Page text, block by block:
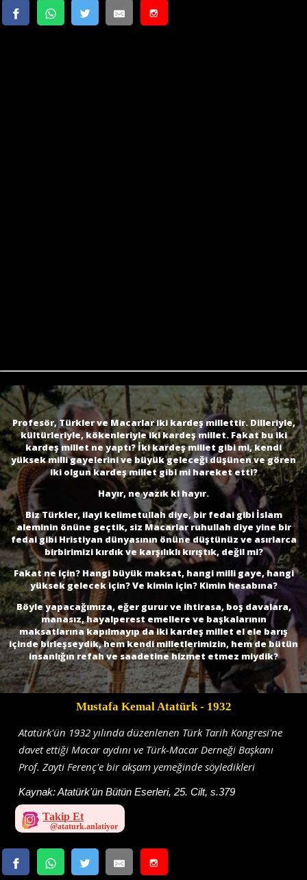
Profesör, Türkler ve Macarlar iki kardeş millettir. Dilleriyle,
kültürleriyle, kökenleriyle iki kardeş millet. Fakat bu iki
kardeş millet ne yaptı? İki kardeş millet gibi mi, kendi
yüksek milli gayelerini ve büyük geleceği düşünen ve gören
iki olgun kardeş millet gibi mi hareket etti?
Hayır, ne yazık ki hayır.
Biz Türkler, ilayi kelimetullah diye, bir fedai gibi İslam
aleminin önüne geçtik, siz Macarlar ruhullah diye yine bir
fedai gibi Hristiyan dünyasının önüne düştünüz ve asırlarca
birbirimizi kırdık ve karşılıklı kırıştık, değil mi?
Fakat ne için? Hangi büyük maksat, hangi milli gaye, hangi
yüksek gelecek için? Ve kimin için? Kimin hesabına?
Böyle yapacağımıza, eğer gurur ve ihtirasa, boş davalara,
manasız, hayalperest emellere ve başkalarının
maksatlarına kapılmayıp da iki kardeş millet el ele barış
içinde birleşseydik, hem kendi milletlerimizin, hem de bütün
insanlığın refah ve saadetine hizmet etmez miydik?
Mustafa Kemal Atatürk- 1932
Atatürk'ün 1932 yılında düzenlenen Türk Tarih Kongresi'ne
davet ettiği Macar aydını ve Türk-Macar Derneği Başkanı
Prof. Zayti Ferenç'e bir akşam yemeğinde söyledikleri
Kaynak:Atatürk'ün Bütün Eserleri, 25. Cilt, s.379
Takip Et